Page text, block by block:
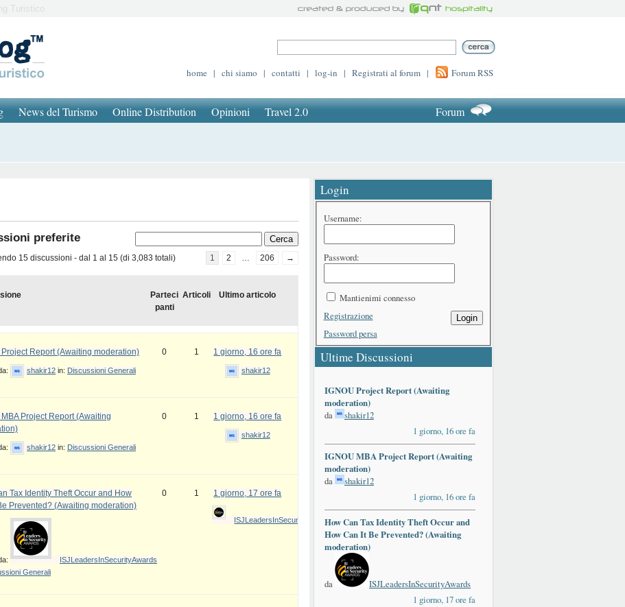
Turistico
home | chi siamo | contatti | log-in | Registrati al forum | Forum RSS
News del Turismo Online Distribution Opinioni Travel 2.0 Forum
preferite
15 discussioni - dal 1 al 15 (di 3,083 totali) 1 2 … 206 →
Parteci
panti
Articoli Ultimo articolo
Project Report (Awaiting moderation)
shakir12 in: Discussioni Generali
0 1 1 giorno, 16 ore fa
shakir12
MBA Project Report (Awaiting
shakir12 in: Discussioni Generali
0 1 1 giorno, 16 ore fa
shakir12
Tax Identity Theft Occur and How
Prevented? (Awaiting moderation)
ISJLeadersInSecurityAwards
Generali
0 1 1 giorno, 17 ore fa
ISJLeadersInSecurityAwards
Login
Username:
Password:
Mantienimi connesso
Login
Registrazione
Password persa
Ultime Discussioni
IGNOU Project Report (Awaiting
moderation)
da
shakir12
1 giorno, 16 ore fa
IGNOU MBA Project Report (Awaiting
moderation)
da
shakir12
1 giorno, 16 ore fa
How Can Tax Identity Theft Occur and
How Can It Be Prevented? (Awaiting
moderation)
da
ISJLeadersInSecurityAwards
1 giorno, 17 ore fa